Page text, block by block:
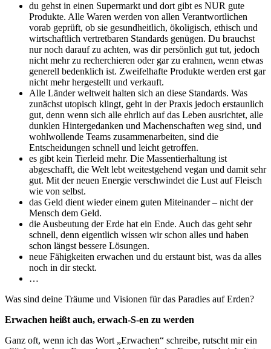
du gehst in einen Supermarkt und dort gibt es NUR gute
Produkte. Alle Waren werden von allen Verantwortlichen
vorab geprüft, ob sie gesundheitlich, ökoligisch, ethisch und
wirtschaftlich vertretbaren Standards genügen. Du brauchst
nur noch darauf zu achten, was dir persönlich gut tut, jedoch
nicht mehr zu recherchieren oder gar zu erahnen, wenn etwas
generell bedenklich ist. Zweifelhafte Produkte werden erst gar
nicht mehr hergestellt und verkauft.
Alle Länder weltweit halten sich an diese Standards. Was
zunächst utopisch klingt, geht in der Praxis jedoch erstaunlich
gut, denn wenn sich alle ehrlich auf das Leben ausrichtet, alle
dunklen Hintergedanken und Machenschaften weg sind, und
wohlwollende Teams zusammenarbeiten, sind die
Entscheidungen schnell und leicht getroffen.
es gibt kein Tierleid mehr. Die Massentierhaltung ist
abgeschafft, die Welt lebt weitestgehend vegan und damit sehr
gut. Mit der neuen Energie verschwindet die Lust auf Fleisch
wie von selbst.
das Geld dient wieder einem guten Miteinander – nicht der
Mensch dem Geld.
die Ausbeutung der Erde hat ein Ende. Auch das geht sehr
schnell, denn eigentlich wissen wir schon alles und haben
schon längst bessere Lösungen.
neue Fähigkeiten erwachen und du erstaunt bist, was da alles
noch in dir steckt.
…
Was sind deine Träume und Visionen für das Paradies auf Erden?
Erwachen heißt auch, erwach-S-en zu werden
Ganz oft, wenn ich das Wort „Erwachen“ schreibe, rutscht mir ein